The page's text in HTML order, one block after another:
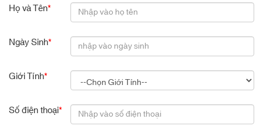
Họ và Tên*
Ngày Sinh*
Giới Tính*
Số điện thoại*